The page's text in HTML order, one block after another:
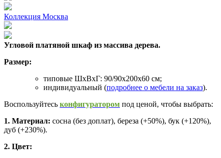
Коллекция Москва
Угловой платяной шкаф из массива дерева.
Размер:
типовые ШхВхГ: 90/90х200х60 см;
индивидуальный (подробнее о мебели на заказ).
Воспользуйтесь конфигуратором под ценой, чтобы выбрать:
1. Материал: сосна (без доплат), береза (+50%), бук (+120%),
дуб (+230%).
2. Цвет: